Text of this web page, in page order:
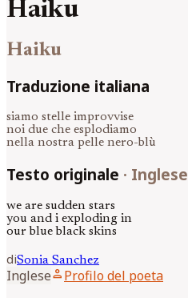
Haiku
Haiku
Traduzione italiana
siamo stelle improvvise
noi due che esplodiamo
nella nostra pelle nero-blù
Testo originale · Inglese
we are sudden stars
you and i exploding in
our blue black skins
diSonia Sanchez
Ingleseperson Profilo del poeta